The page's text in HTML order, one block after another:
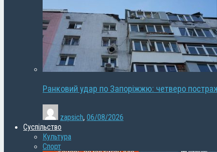
Ранковий удар по Запоріжжю: четверо
zapsich, 06/08/2026
Суспільство
Культура
Спорт